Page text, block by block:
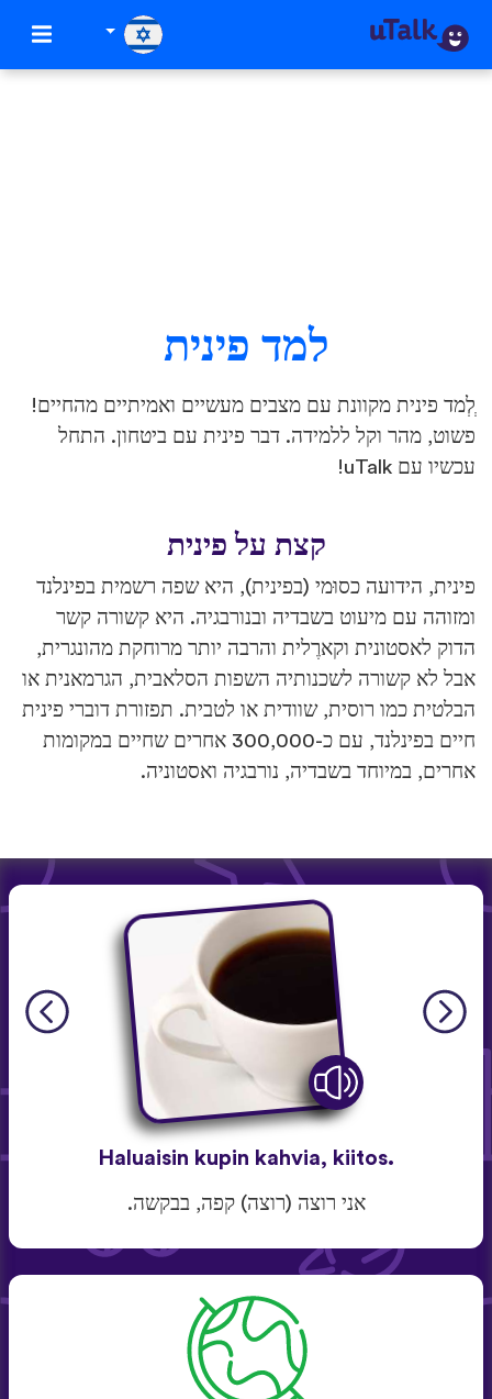
למד פינית
ְלְמד פינית מקוונת עם מצבים מעשיים ואמיתיים מהחיים!
פשוט, מהר וקל ללמידה. דבר פינית עם ביטחון. התחל
עכשיו עם uTalk!
קצת על פינית
פינית, הידועה כסוּמי (בפינית), היא שפה רשמית בפינלנד
ומזוהה עם מיעוט בשבדיה ובנורבגיה. היא קשורה קשר
הדוק לאסטונית וקארֶלית והרבה יותר מרוחקת מהונגרית,
אבל לא קשורה לשכנותיה השפות הסלאבית, הגרמאנית או
הבלטית כמו רוסית, שוודית או לטבית. תפזורת דוברי פינית
חיים בפינלנד, עם כ-300,000 אחרים שחיים במקומות
אחרים, במיוחד בשבדיה, נורבגיה ואסטוניה.
Haluaisin kupin kahvia, kiitos.
אני רוצה (רוצה) קפה, בבקשה.